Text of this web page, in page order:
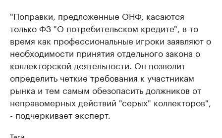
"Поправки, предложенные ОНФ, касаются
только ФЗ "О потребительском кредите", в то
время как профессиональные игроки заявляют о
необходимости принятия отдельного закона о
коллекторской деятельности. Он позволит
определить четкие требования к участникам
рынка и тем самым обезопасить должников от
неправомерных действий "серых" коллекторов",
- подчеркивает эксперт.